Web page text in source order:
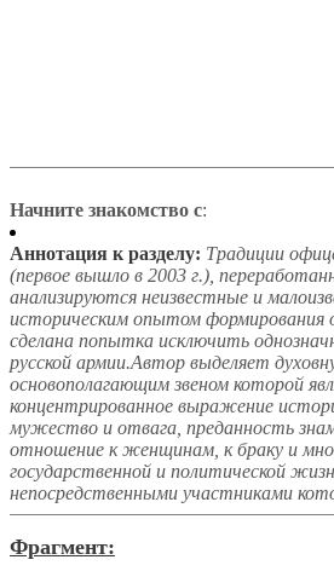
Начните знакомство с:
Аннотация к разделу: Традиции
(первое вышло в 2003 г.),
анализируются неизвестные и
историческим опытом формирования
сделана попытка исключить
русской армии.Автор выделяет
основополагающим звеном которой
концентрированное выражение
мужество и отвага, преданность
отношение к женщинам, к браку и
государственной и политической
непосредственными участниками
Фрагмент: